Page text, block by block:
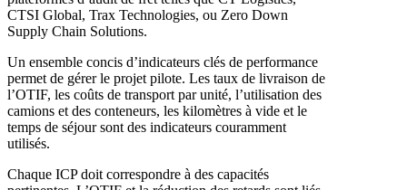
CTSI Global, Trax Technologies, ou Zero Down
Supply Chain Solutions.
Un ensemble concis d’indicateurs clés de performance
permet de gérer le projet pilote. Les taux de livraison de
l’OTIF, les coûts de transport par unité, l’utilisation des
camions et des conteneurs, les kilomètres à vide et le
temps de séjour sont des indicateurs couramment
utilisés.
Chaque ICP doit correspondre à des capacités